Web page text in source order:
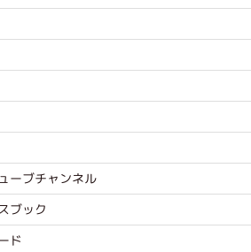
ーブチャンネル
ブック
ド